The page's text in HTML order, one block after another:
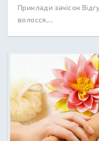
Приклади зачісок
волосся,...